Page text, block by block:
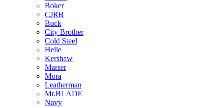
Boker
CJRB
Buck
City Brother
Cold Steel
Helle
Kershaw
Marser
Mora
Leatherman
Mr.BLADE
Navy